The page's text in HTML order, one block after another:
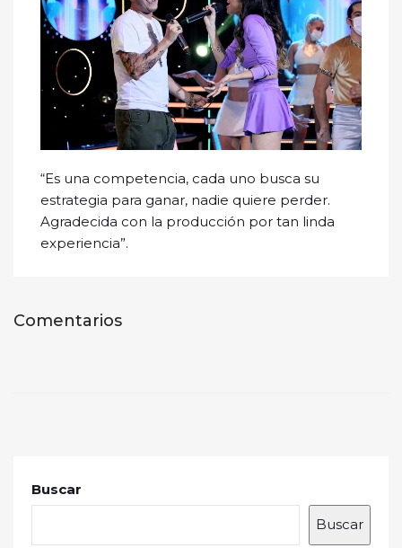
“Es una competencia, cada uno busca su
estrategia para ganar, nadie quiere perder.
Agradecida con la producción por tan linda
experiencia”.
Comentarios
Buscar
Buscar